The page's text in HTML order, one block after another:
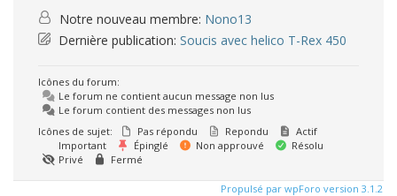
Notre nouveau membre: Nono13
Dernière publication: Soucis avec helico T-Rex 450
Icônes du forum:
Le forum ne contient aucun message non lus
Le forum contient des messages non lus
Icônes de sujet:
Pas répondu Repondu
Actif
Important
Épinglé Non approuvé
Résolu
Privé
Fermé
Propulsé par wpForo version 3.1.2